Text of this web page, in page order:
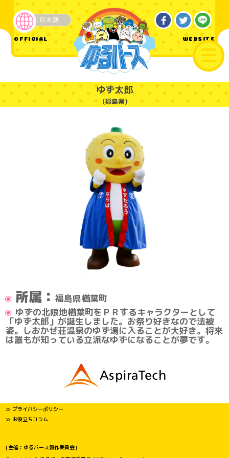
OFFICIAL WEBSITE
日本語
ご当地
ゆず太郎
(福島県)
所属： 福島県楢葉町
ゆずの北限地楢葉町をＰＲするキャラクターとして
「ゆず太郎」が誕生しました。お祭り好きなので法被
姿。しおかぜ荘温泉のゆず湯に入ることが大好き。将来
は誰もが知っている立派なゆずになることが夢です。
≫ プライバシーポリシー
≫ お役立ちコラム
[主催：ゆるバース製作委員会]